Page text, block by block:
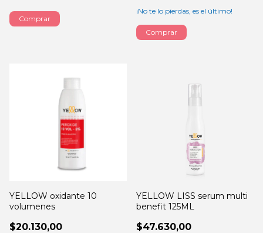
¡No te lo pierdas, es el último!
YELLOW oxidante 10
volumenes
$20.130,00
YELLOW LISS serum multi
benefit 125ML
$47.630,00